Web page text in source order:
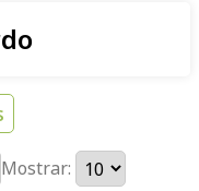
Mostrar: